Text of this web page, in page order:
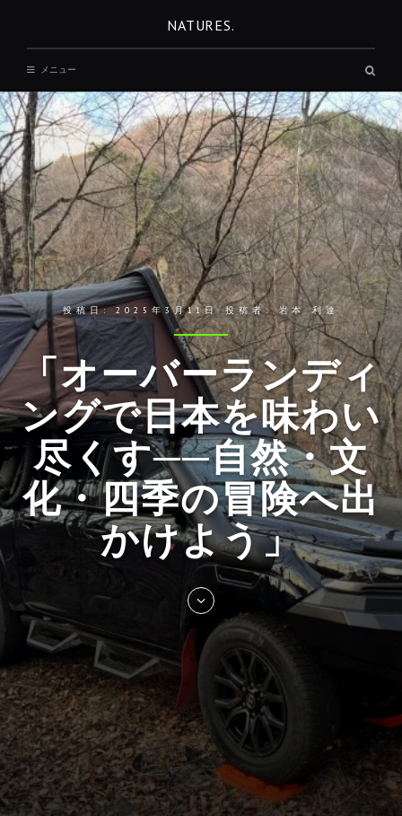
ツ
へ
移
動
NATURES.
メニュー
ボ
ッ
ク
ス
投稿日:2025年3月11日投稿者:岩本 利達
「オーバーランディ
ングで日本を味わい
尽くす──自然・文
化・四季の冒険へ出
かけよう」
Skip
to
entry
content